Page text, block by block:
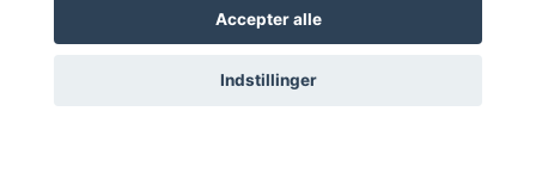
Accepter alle
Indstillinger